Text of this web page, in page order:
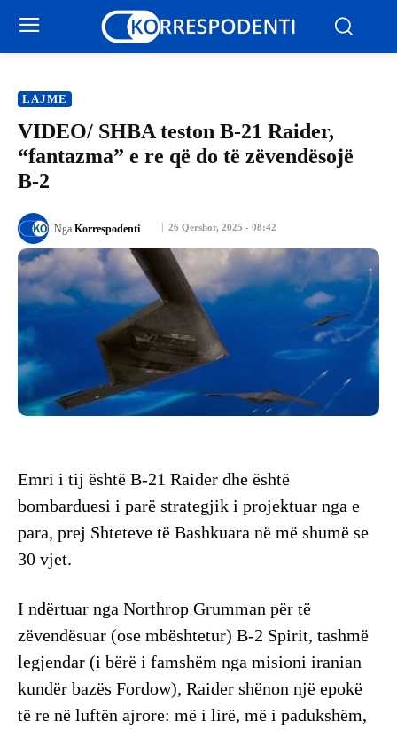
LAJME
VIDEO/ SHBA teston B-21 Raider,
“fantazma” e re që do të zëvendësojë
B-2
26 Qershor, 2025 - 08:42
Nga Korrespodenti
Emri i tij është B-21 Raider dhe është
bombarduesi i parë strategjik i projektuar nga e
para, prej Shteteve të Bashkuara në më shumë se
30 vjet.
I ndërtuar nga Northrop Grumman për të
zëvendësuar (ose mbështetur) B-2 Spirit, tashmë
legjendar (i bërë i famshëm nga misioni iranian
kundër bazës Fordow), Raider shënon një epokë
të re në luftën ajrore: më i lirë, më i padukshëm,